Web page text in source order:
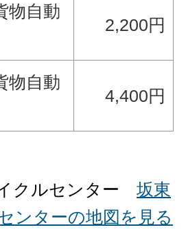
物自動
2,200円
物自動
4,400円
クルセンター 坂東
ンターの地図を見る